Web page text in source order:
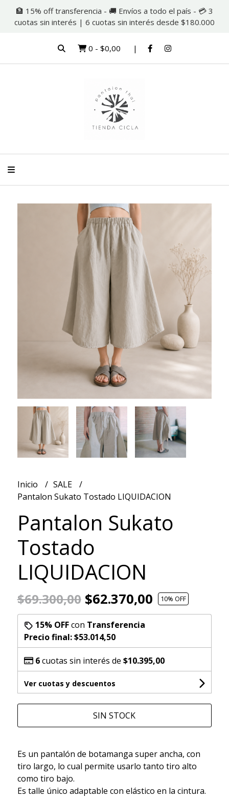
🏦 15% off transferencia - 🚚 Envíos a todo el país - 💳 3
cuotas sin interés | 6 cuotas sin interés desde $180.000
0 - $0,00
Inicio
SALE
Pantalon Sukato Tostado LIQUIDACION
Pantalon Sukato
Tostado
LIQUIDACION
$69.300,00$62.370,00 10% OFF
15% OFFcon Transferencia
Precio final:$53.014,50
6cuotas sin interés de $10.395,00
Ver cuotas y descuentos
SIN STOCK
Es un pantalón de botamanga super ancha, con
tiro largo, lo cual permite usarlo tanto tiro alto
como tiro bajo.
Es talle único adaptable con elástico en la cintura.